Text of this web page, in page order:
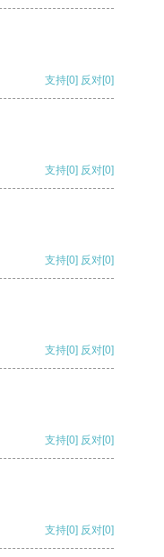
支持[0] 反对[0]
支持[0] 反对[0]
支持[0] 反对[0]
支持[0] 反对[0]
支持[0] 反对[0]
支持[0] 反对[0]